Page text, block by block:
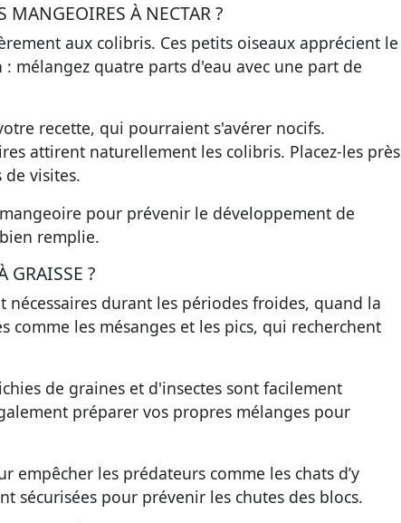
MANGEOIRES À NECTAR ?
aux colibris. Ces petits oiseaux apprécient le
mélangez quatre parts d'eau avec une part de
recette, qui pourraient s'avérer nocifs.
attirent naturellement les colibris. Placez-les près
visites.
pour prévenir le développement de
remplie.
GRAISSE ?
durant les périodes froides, quand la
comme les mésanges et les pics, qui recherchent
de graines et d'insectes sont facilement
préparer vos propres mélanges pour
empêcher les prédateurs comme les chats d’y
sécurisées pour prévenir les chutes des blocs.